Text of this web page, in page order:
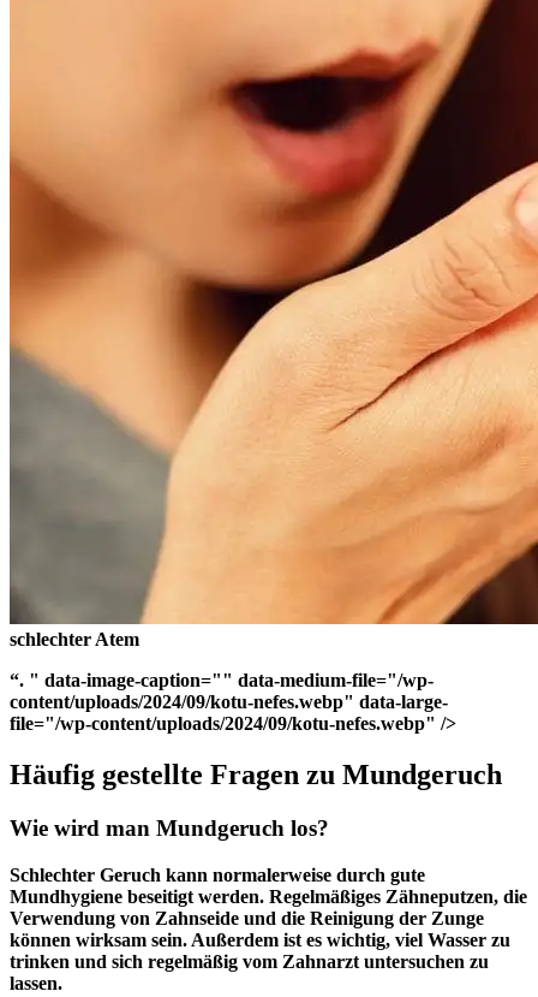
schlechter Atem
“. " data-image-caption="" data-medium-file="/wp-
content/uploads/2024/09/kotu-nefes.webp" data-large-
file="/wp-content/uploads/2024/09/kotu-nefes.webp" />
Häufig gestellte Fragen zu Mundgeruch
Wie wird man Mundgeruch los?
Schlechter Geruch kann normalerweise durch gute
Mundhygiene beseitigt werden. Regelmäßiges Zähneputzen, die
Verwendung von Zahnseide und die Reinigung der Zunge
können wirksam sein. Außerdem ist es wichtig, viel Wasser zu
trinken und sich regelmäßig vom Zahnarzt untersuchen zu
lassen.